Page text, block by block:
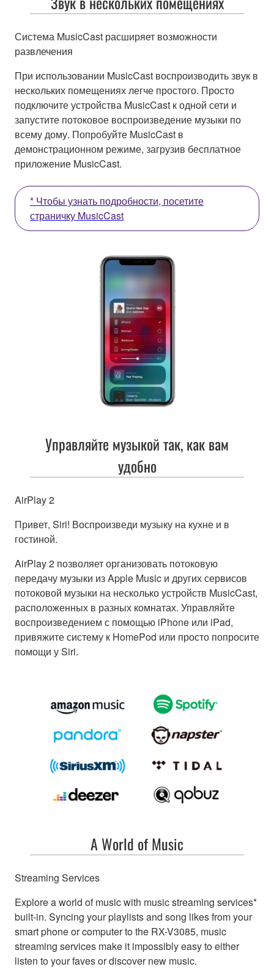
Система MusicCast расширяет возможности
развлечения
При использовании MusicCast воспроизводить звук в
нескольких помещениях легче простого. Просто
подключите устройства MusicCast к одной сети и
запустите потоковое воспроизведение музыки по
всему дому. Попробуйте MusicCast в
демонстрационном режиме, загрузив бесплатное
приложение MusicCast.
* Чтобы узнать подробности, посетите
страничку MusicCast
Управляйте музыкой так, как вам
удобно
AirPlay 2
Привет, Siri! Воспроизведи музыку на кухне и в
гостиной.
AirPlay 2 позволяет организовать потоковую
передачу музыки из Apple Music и других сервисов
потоковой музыки на несколько устройств MusicCast,
расположенных в разных комнатах. Управляйте
воспроизведением с помощью iPhone или iPad,
привяжите систему к HomePod или просто попросите
помощи у Siri.
A World of Music
Streaming Services
Explore a world of music with music streaming services*
built-in. Syncing your playlists and song likes from your
smart phone or computer to the RX-V3085, music
streaming services make it impossibly easy to either
listen to your faves or discover new music.